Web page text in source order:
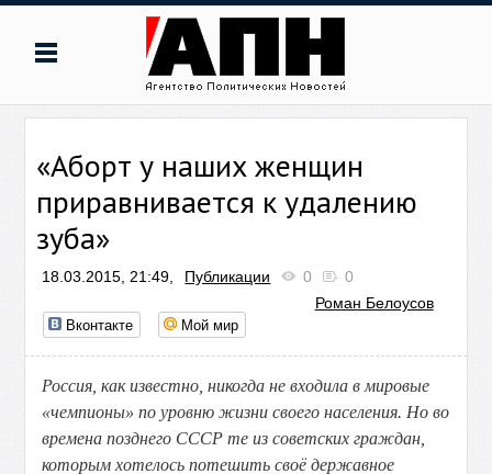
«Аборт у наших женщин
приравнивается к удалению
зуба»
18.03.2015, 21:49, Публикации 0
0
Роман Белоусов
Вконтакте Мой мир
Россия, как известно, никогда не входила в мировые
«чемпионы» по уровню жизни своего населения. Но во
времена позднего СССР те из советских граждан,
которым хотелось потешить своё державное